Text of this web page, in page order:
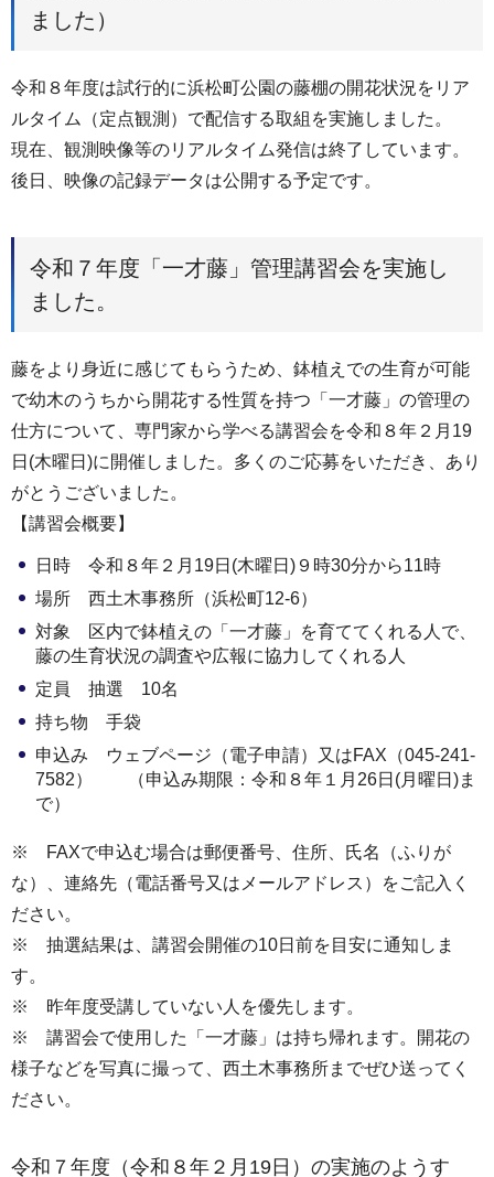
ました）
令和８年度は試行的に浜松町公園の藤棚の開花状況をリア
ルタイム（定点観測）で配信する取組を実施しました。
現在、観測映像等のリアルタイム発信は終了しています。
後日、映像の記録データは公開する予定です。
令和７年度「一才藤」管理講習会を実施し
ました。
藤をより身近に感じてもらうため、鉢植えでの生育が可能
で幼木のうちから開花する性質を持つ「一才藤」の管理の
仕方について、専門家から学べる講習会を令和８年２月19
日(木曜日)に開催しました。多くのご応募をいただき、あり
がとうございました。
【講習会概要】
日時 令和８年２月19日(木曜日)９時30分から11時
場所 西土木事務所（浜松町12-6）
対象 区内で鉢植えの「一才藤」を育ててくれる人で、
藤の生育状況の調査や広報に協力してくれる人
定員 抽選 10名
持ち物 手袋
申込み ウェブページ（電子申請）又はFAX（045-241-
7582） （申込み期限：令和８年１月26日(月曜日)ま
で）
※ FAXで申込む場合は郵便番号、住所、氏名（ふりが
な）、連絡先（電話番号又はメールアドレス）をご記入く
ださい。
※ 抽選結果は、講習会開催の10日前を目安に通知しま
す。
※ 昨年度受講していない人を優先します。
※ 講習会で使用した「一才藤」は持ち帰れます。開花の
様子などを写真に撮って、西土木事務所までぜひ送ってく
ださい。
令和７年度（令和８年２月19日）の実施のようす